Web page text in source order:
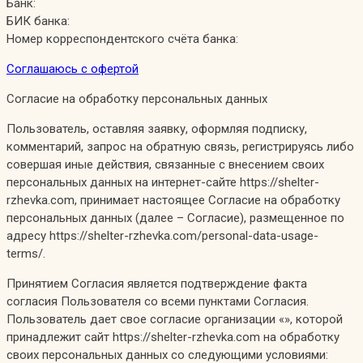
Банк:
БИК банка:
Номер корреспондентского счёта банка:
Соглашаюсь с офертой
Согласие на обработку персональных данных
Пользователь, оставляя заявку, оформляя подписку,
комментарий, запрос на обратную связь, регистрируясь либо
совершая иные действия, связанные с внесением своих
персональных данных на интернет-сайте https://shelter-
rzhevka.com, принимает настоящее Согласие на обработку
персональных данных (далее – Согласие), размещенное по
адресу https://shelter-rzhevka.com/personal-data-usage-
terms/.
Принятием Согласия является подтверждение факта
согласия Пользователя со всеми пунктами Согласия.
Пользователь дает свое согласие организации «», которой
принадлежит сайт https://shelter-rzhevka.com на обработку
своих персональных данных со следующими условиями: